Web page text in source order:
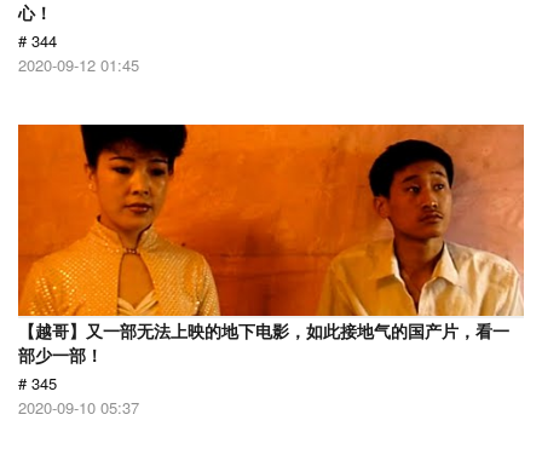
心！
# 344
2020-09-12 01:45
【越哥】又一部无法上映的地下电影，如此接地气的国产片，看一
部少一部！
# 345
2020-09-10 05:37